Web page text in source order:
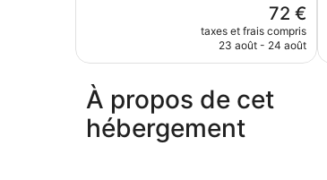
Le
nouveau
prix
72 €
72 €
taxes et frais compris
23 août - 24 août
À propos de cet
hébergement